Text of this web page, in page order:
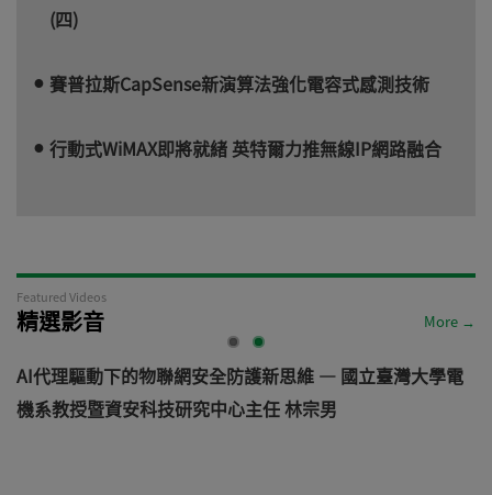
(四)
賽普拉斯CapSense新演算法強化電容式感測技術
行動式WiMAX即將就緒 英特爾力推無線IP網路融合
Featured Videos
精選影音 More →
從汽車資安軌跡看見機器人未來: 機器人資安風險與防禦之
道 — VicOne